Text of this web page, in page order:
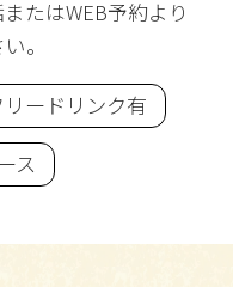
たはWEB予約より
。
リードリンク有
ス